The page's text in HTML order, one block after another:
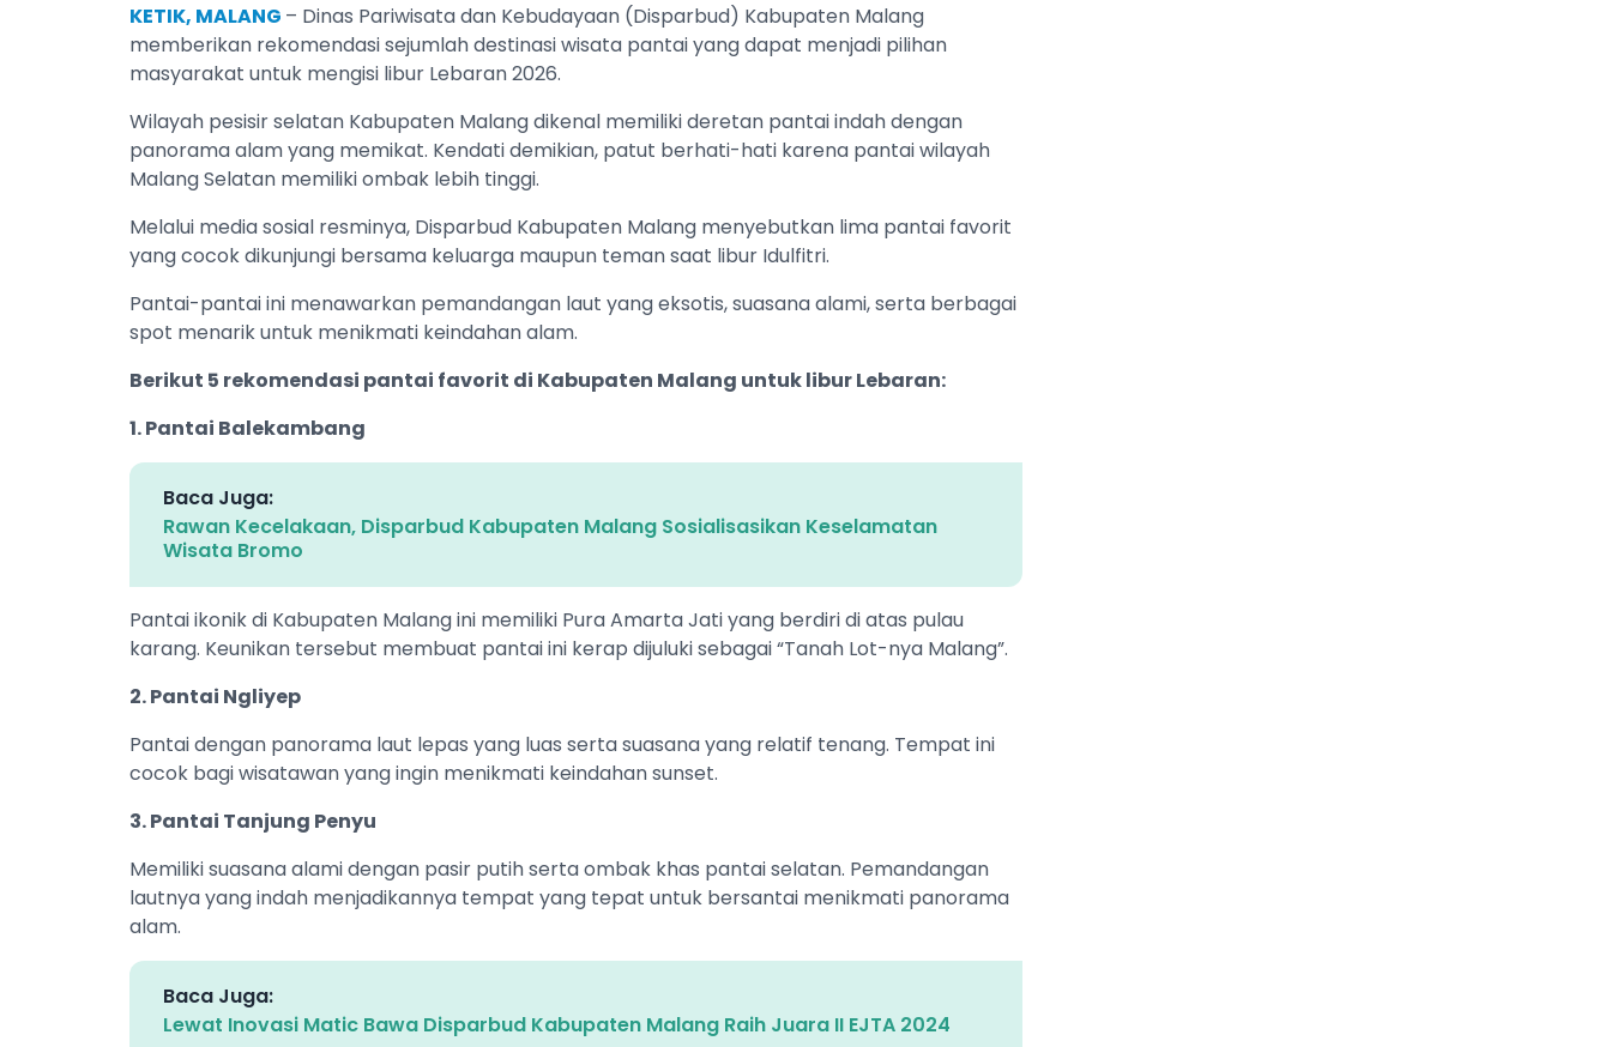
KETIK, MALANG – Dinas Pariwisata dan Kebudayaan (Disparbud) Kabupaten Malang
memberikan rekomendasi sejumlah destinasi wisata pantai yang dapat menjadi pilihan
masyarakat untuk mengisi libur Lebaran 2026.
Wilayah pesisir selatan Kabupaten Malang dikenal memiliki deretan pantai indah dengan
panorama alam yang memikat. Kendati demikian, patut berhati-hati karena pantai wilayah
Malang Selatan memiliki ombak lebih tinggi.
Melalui media sosial resminya, Disparbud Kabupaten Malang menyebutkan lima pantai favorit
yang cocok dikunjungi bersama keluarga maupun teman saat libur Idulfitri.
Pantai-pantai ini menawarkan pemandangan laut yang eksotis, suasana alami, serta berbagai
spot menarik untuk menikmati keindahan alam.
Berikut 5 rekomendasi pantai favorit di Kabupaten Malang untuk libur Lebaran:
1. Pantai Balekambang
Baca Juga:
Rawan Kecelakaan, Disparbud Kabupaten Malang Sosialisasikan Keselamatan
Wisata Bromo
Pantai ikonik di Kabupaten Malang ini memiliki Pura Amarta Jati yang berdiri di atas pulau
karang. Keunikan tersebut membuat pantai ini kerap dijuluki sebagai “Tanah Lot-nya Malang”.
2. Pantai Ngliyep
Pantai dengan panorama laut lepas yang luas serta suasana yang relatif tenang. Tempat ini
cocok bagi wisatawan yang ingin menikmati keindahan sunset.
3. Pantai Tanjung Penyu
Memiliki suasana alami dengan pasir putih serta ombak khas pantai selatan. Pemandangan
lautnya yang indah menjadikannya tempat yang tepat untuk bersantai menikmati panorama
alam.
Baca Juga:
Lewat Inovasi Matic Bawa Disparbud Kabupaten Malang Raih Juara II EJTA 2024